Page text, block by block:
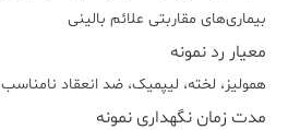
بیماری‌های مقاربتی علائم بالینی
معیار رد نمونه
هموليز، لخته، ليپميک، ضد انعقاد نامناسب
مدت زمان نگهداری نمونه